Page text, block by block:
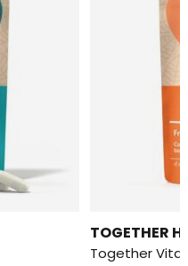
TOGETHER
Together